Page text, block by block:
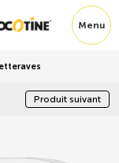
Menu
Produit suivant